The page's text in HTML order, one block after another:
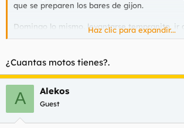
que se preparen los bares de gijon.
Domingo lo mismo, levantarse tempranito, ir
karting con la otra moto y darse unas
descansar el resto de la tarde!!!
Haz clic para expandir...
¿Cuantas motos tienes?.
A Alekos
Guest